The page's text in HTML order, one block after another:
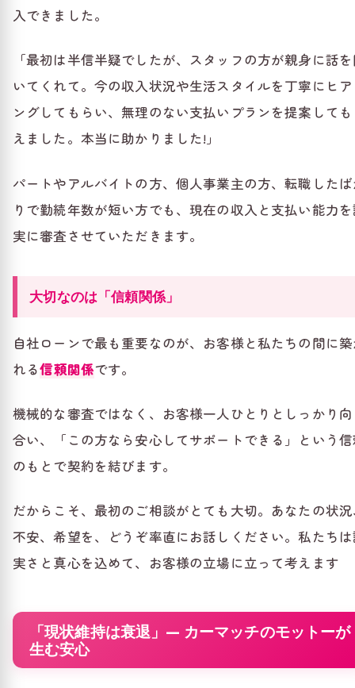
入できました。
「最初は半信半疑でしたが、スタッフの方が親身に話
いてくれて。今の収入状況や生活スタイルを丁寧にヒ
ングしてもらい、無理のない支払いプランを提案して
えました。本当に助かりました!」
パートやアルバイトの方、個人事業主の方、転職した
りで勤続年数が短い方でも、現在の収入と支払い能力
実に審査させていただきます。
大切なのは「信頼関係」
自社ローンで最も重要なのが、お客様と私たちの間に
れる信頼関係です。
機械的な審査ではなく、お客様一人ひとりとしっかり
合い、「この方なら安心してサポートできる」という
のもとで契約を結びます。
だからこそ、最初のご相談がとても大切。あなたの状
不安、希望を、どうぞ率直にお話しください。私たち
実さと真心を込めて、お客様の立場に立って考えます
「現状維持は衰退」— カーマッチのモットーが
生む安心